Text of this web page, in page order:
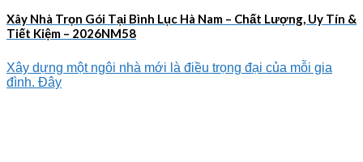
Xây Nhà Trọn Gói Tại Bình Lục Hà Nam – Chất Lượng, Uy Tín &
Tiết Kiệm – 2026NM58
Xây dựng một ngôi nhà mới là điều trọng đại của mỗi gia
đình. Đây